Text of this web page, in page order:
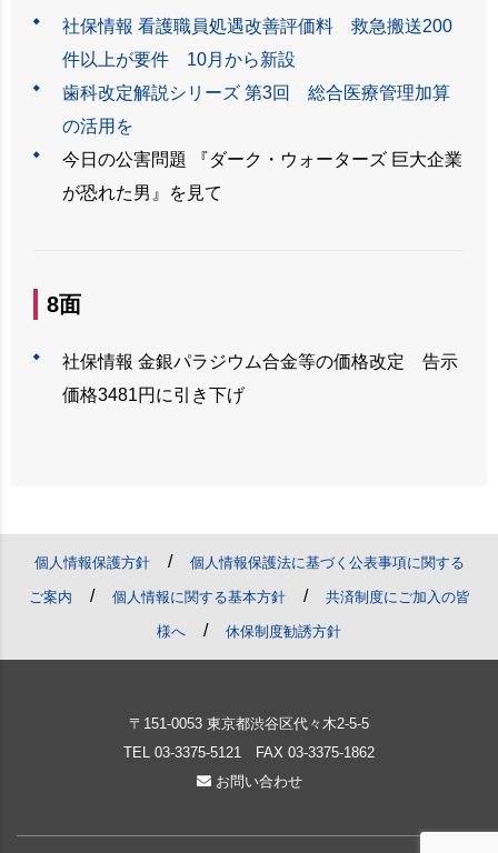
社保情報 看護職員処遇改善評価料 救急搬送200
件以上が要件 10月から新設
歯科改定解説シリーズ 第3回 総合医療管理加算
の活用を
今日の公害問題 『ダーク・ウォーターズ 巨大企業
が恐れた男』を見て
8面
社保情報 金銀パラジウム合金等の価格改定 告示
価格3481円に引き下げ
個人情報保護方針/ 個人情報保護法に基づく公表事項に関する
ご案内 / 個人情報に関する基本方針/ 共済制度にご加入の皆
様へ / 休保制度勧誘方針
〒151-0053 東京都渋谷区代々木2-5-5
TEL 03-3375-5121 FAX 03-3375-1862
お問い合わせ